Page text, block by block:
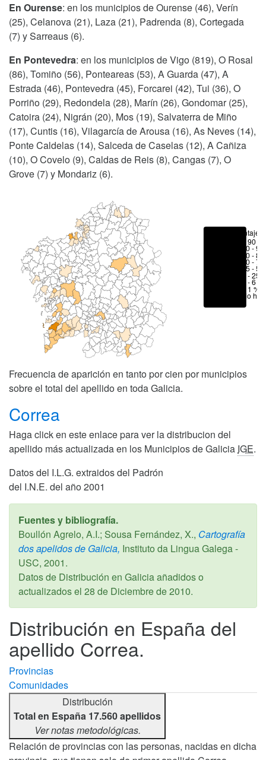
En Ourense: en los municipios de Ourense (46), Verín
(25), Celanova (21), Laza (21), Padrenda (8), Cortegada
(7) y Sarreaus (6).
En Pontevedra: en los municipios de Vigo (819), O Rosal
(86), Tomiño (56), Ponteareas (53), A Guarda (47), A
Estrada (46), Pontevedra (45), Forcarei (42), Tui (36), O
Porriño (29), Redondela (28), Marín (26), Gondomar (25),
Catoira (24), Nigrán (20), Mos (19), Salvaterra de Miño
(17), Cuntis (16), Vilagarcía de Arousa (16), As Neves (14),
Ponte Caldelas (14), Salceda de Caselas (12), A Cañiza
(10), O Covelo (9), Caldas de Reis (8), Cangas (7), O
Grove (7) y Mondariz (6).
Porcentajes
> 90 %
80 -
70 -
50 -
25 -
6 - 25
1 - 6 %
< 1 %
No hay
Frecuencia de aparición en tanto por cien por municipios
sobre el total del apellido en toda Galicia.
Correa
Haga click en este enlace para ver la distribucion del
apellido más actualizada en los Municipios de Galicia IGE.
Datos del I.L.G. extraidos del Padrón
del I.N.E. del año 2001
Fuentes y bibliografía.
Boullón Agrelo, A.I.; Sousa Fernández, X., Cartografía
dos apelidos de Galicia, Instituto da Lingua Galega -
USC, 2001.
Datos de Distribución en Galicia añadidos o
actualizados el 28 de Diciembre de 2010.
Distribución en España del
apellido Correa.
Provincias
Comunidades
Distribución
Total en España 17.560 apellidos
Ver notas metodológicas.
Relación de provincias con las personas, nacidas en dicha